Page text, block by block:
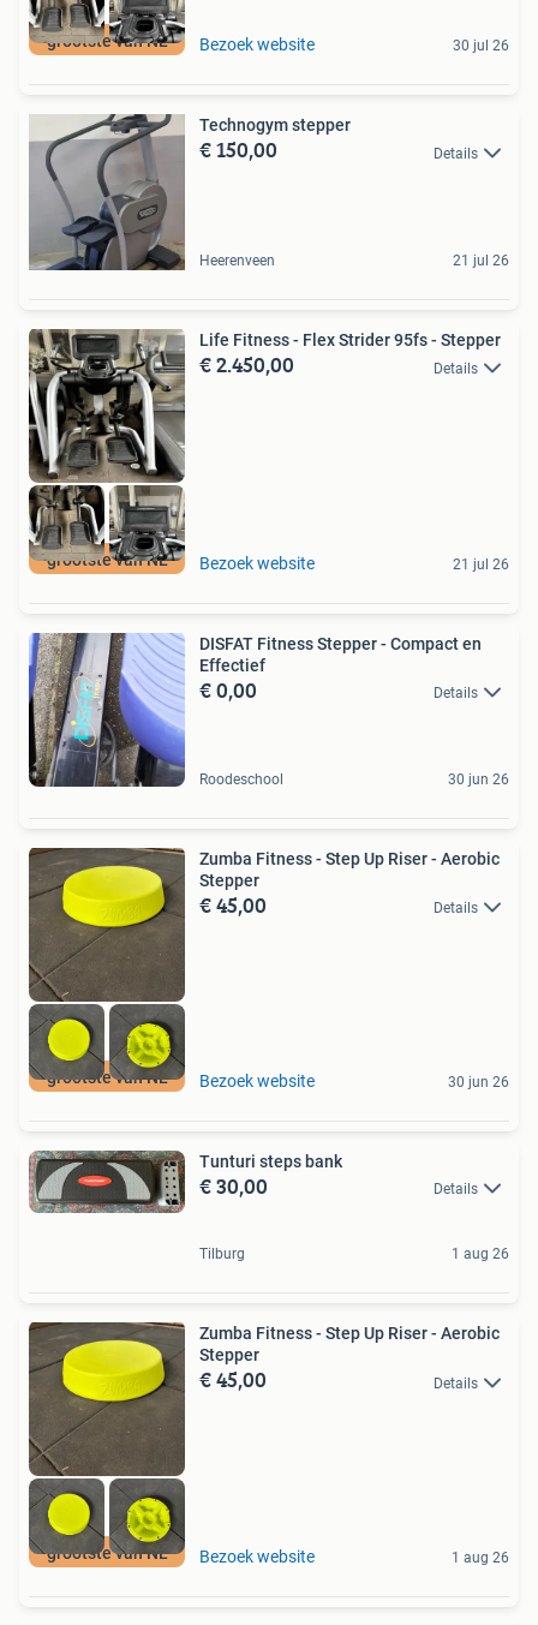
grootste van NL Bezoek website 30 jul 26
Technogym stepper
€ 150,00 Details
Heerenveen 21 jul 26
grootste van NL
Life Fitness - Flex Strider 95fs - Stepper
€ 2.450,00 Details
Bezoek website 21 jul 26
DISFAT Fitness Stepper - Compact en
Effectief
€ 0,00 Details
Roodeschool 30 jun 26
grootste van NL
Zumba Fitness - Step Up Riser - Aerobic
Stepper
€ 45,00 Details
Bezoek website 30 jun 26
Tunturi steps bank
€ 30,00 Details
Tilburg 1 aug 26
grootste van NL
Zumba Fitness - Step Up Riser - Aerobic
Stepper
€ 45,00 Details
Bezoek website 1 aug 26